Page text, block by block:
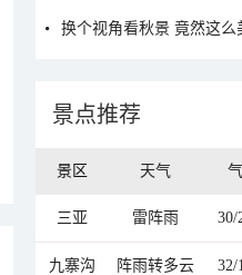
换个视角看秋景 竟然这么
景点推荐
景区 天气
三亚 雷阵雨
九寨沟 阵雨转多云